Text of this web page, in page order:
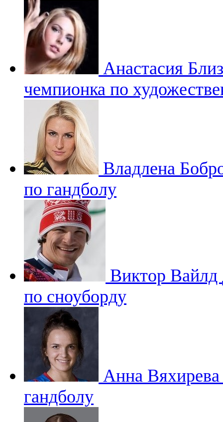
Анастасия
чемпионка по
Владлена
по гандболу
Виктор Вайлд
по сноуборду
Анна
гандболу